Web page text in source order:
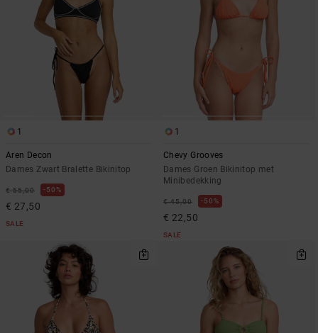
1
Aren Decon
Dames Zwart Bralette Bikinitop
€ 55,00 50%
€ 27,50
SALE
1
Chevy Grooves
Dames Groen Bikinitop met
Minibedekking
€ 45,00 50%
€ 22,50
SALE